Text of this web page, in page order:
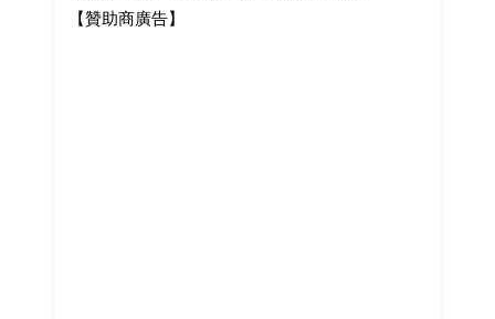
【贊助商廣告】